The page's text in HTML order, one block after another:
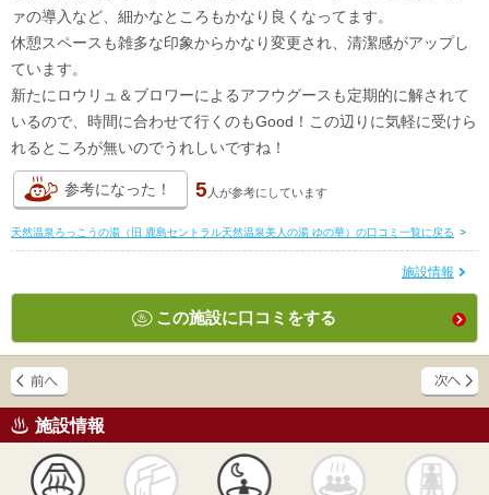
ァの導入など、細かなところもかなり良くなってます。
休憩スペースも雑多な印象からかなり変更され、清潔感がアップし
ています。
新たにロウリュ＆ブロワーによるアフウグースも定期的に解されて
いるので、時間に合わせて行くのもGood！この辺りに気軽に受けら
れるところが無いのでうれしいですね！
参考になった！ 5 人が参考にしています
天然温泉ろっこうの湯（旧 鹿島セントラル天然温泉美人の湯 ゆの華）の口コミ一覧に戻る >
施設情報
この施設に口コミをする
施設情報
かけ流し 露天風呂 貸切風呂